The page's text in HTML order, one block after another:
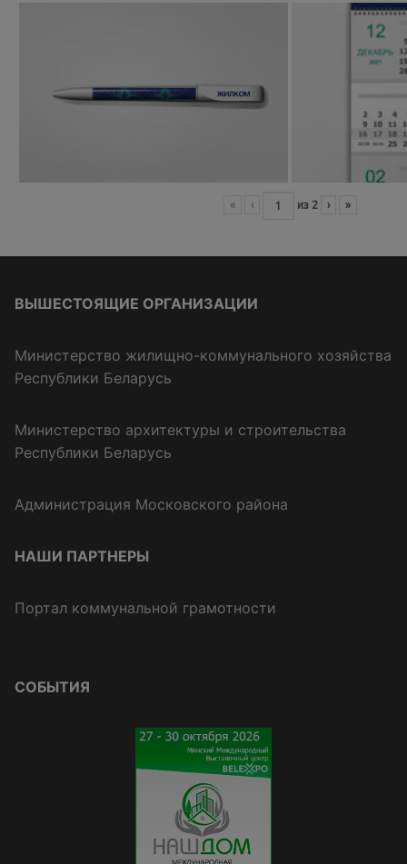
« ‹ из 2 › »
ВЫШЕСТОЯЩИЕ ОРГАНИЗАЦИИ
Министерство жилищно-коммунального хозяйства
Республики Беларусь
Министерство архитектуры и строительства
Республики Беларусь
Администрация Московского района
НАШИ ПАРТНЕРЫ
Портал коммунальной грамотности
СОБЫТИЯ